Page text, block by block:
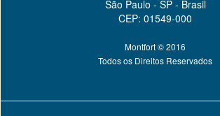
São Paulo - SP - Brasil
CEP: 01549-000
Montfort © 2016
Todos os Direitos Reservados